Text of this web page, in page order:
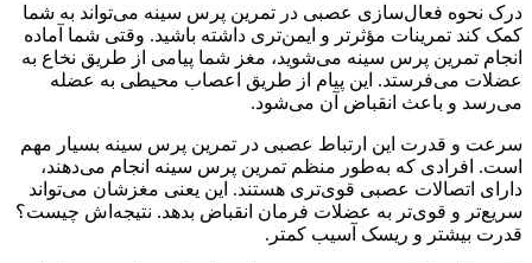
درک نحوه فعال‌سازی عصبی در تمرین پرس سینه می‌تواند به شما
کمک کند تمرینات مؤثرتر و ایمن‌تری داشته باشید. وقتی شما آماده
انجام تمرین پرس سینه می‌شوید، مغز شما پیامی از طریق نخاع به
عضلات می‌فرستد. این پیام از طریق اعصاب محیطی به عضله
می‌رسد و باعث انقباض آن می‌شود.
سرعت و قدرت این ارتباط عصبی در تمرین پرس سینه بسیار مهم
است. افرادی که به‌طور منظم تمرین پرس سینه انجام می‌دهند،
دارای اتصالات عصبی قوی‌تری هستند. این یعنی مغزشان می‌تواند
سریع‌تر و قوی‌تر به عضلات فرمان انقباض بدهد. نتیجه‌اش چیست؟
قدرت بیشتر و ریسک آسیب کمتر.